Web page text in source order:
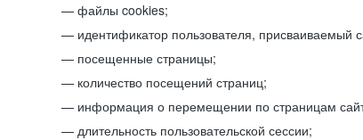
файлы cookies;
идентификатор пользователя, присваиваемый
посещенные страницы;
количество посещений страниц;
информация о перемещении по страницам
длительность пользовательской сессии;